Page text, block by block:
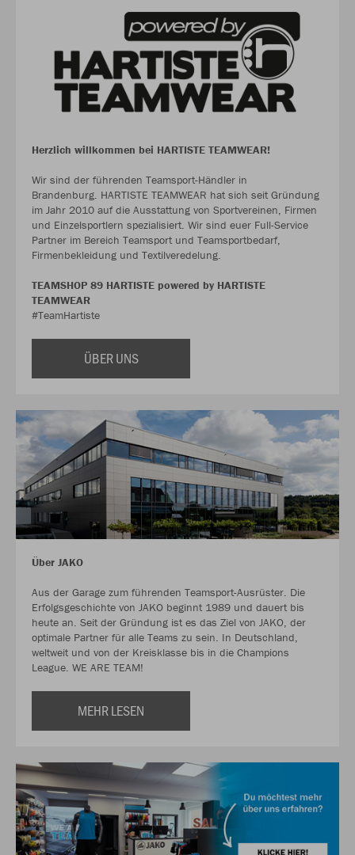
Herzlich willkommen bei HARTISTE TEAMWEAR!
Wir sind der führenden Teamsport-Händler in
Brandenburg. HARTISTE TEAMWEAR hat sich seit Gründung
im Jahr 2010 auf die Ausstattung von Sportvereinen, Firmen
und Einzelsportlern spezialisiert. Wir sind euer Full-Service
Partner im Bereich Teamsport und Teamsportbedarf,
Firmenbekleidung und Textilveredelung.
TEAMSHOP 89 HARTISTE powered by HARTISTE
TEAMWEAR
#TeamHartiste
ÜBER UNS
Über JAKO
Aus der Garage zum führenden Teamsport-Ausrüster. Die
Erfolgsgeschichte von JAKO beginnt 1989 und dauert bis
heute an. Seit der Gründung ist es das Ziel von JAKO, der
optimale Partner für alle Teams zu sein. In Deutschland,
weltweit und von der Kreisklasse bis in die Champions
League. WE ARE TEAM!
MEHR LESEN